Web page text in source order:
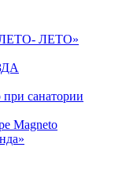
ЛЕТО»
санатории
Magneto